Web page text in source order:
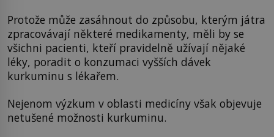
Protože může zasáhnout do způsobu, kterým játra
zpracovávají některé medikamenty, měli by se
všichni pacienti, kteří pravidelně užívají nějaké
léky, poradit o konzumaci vyšších dávek
kurkuminu s lékařem.
Nejenom výzkum v oblasti medicíny však objevuje
netušené možnosti kurkuminu.